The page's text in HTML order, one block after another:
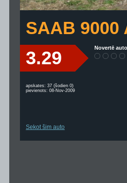
SAAB 9000
3.29 Novertē
apskates: 37 (šodien 0)
pievienots: 08-Nov-2009
Sekot šim auto